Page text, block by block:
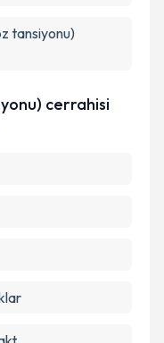
Gönder
tansiyonu)
cerrahisi